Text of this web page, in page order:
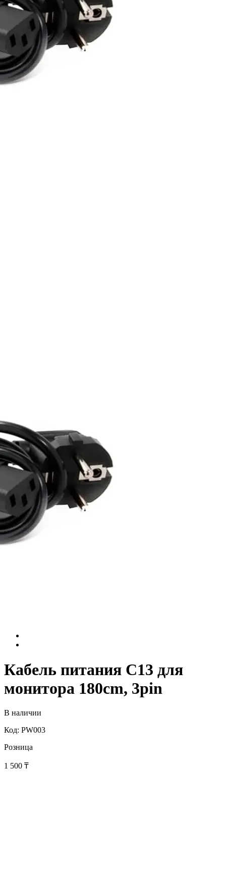
Кабель питания С13 для
монитора 180cm, 3pin
В наличии
Код: PW003
Розница
1 500 ₸